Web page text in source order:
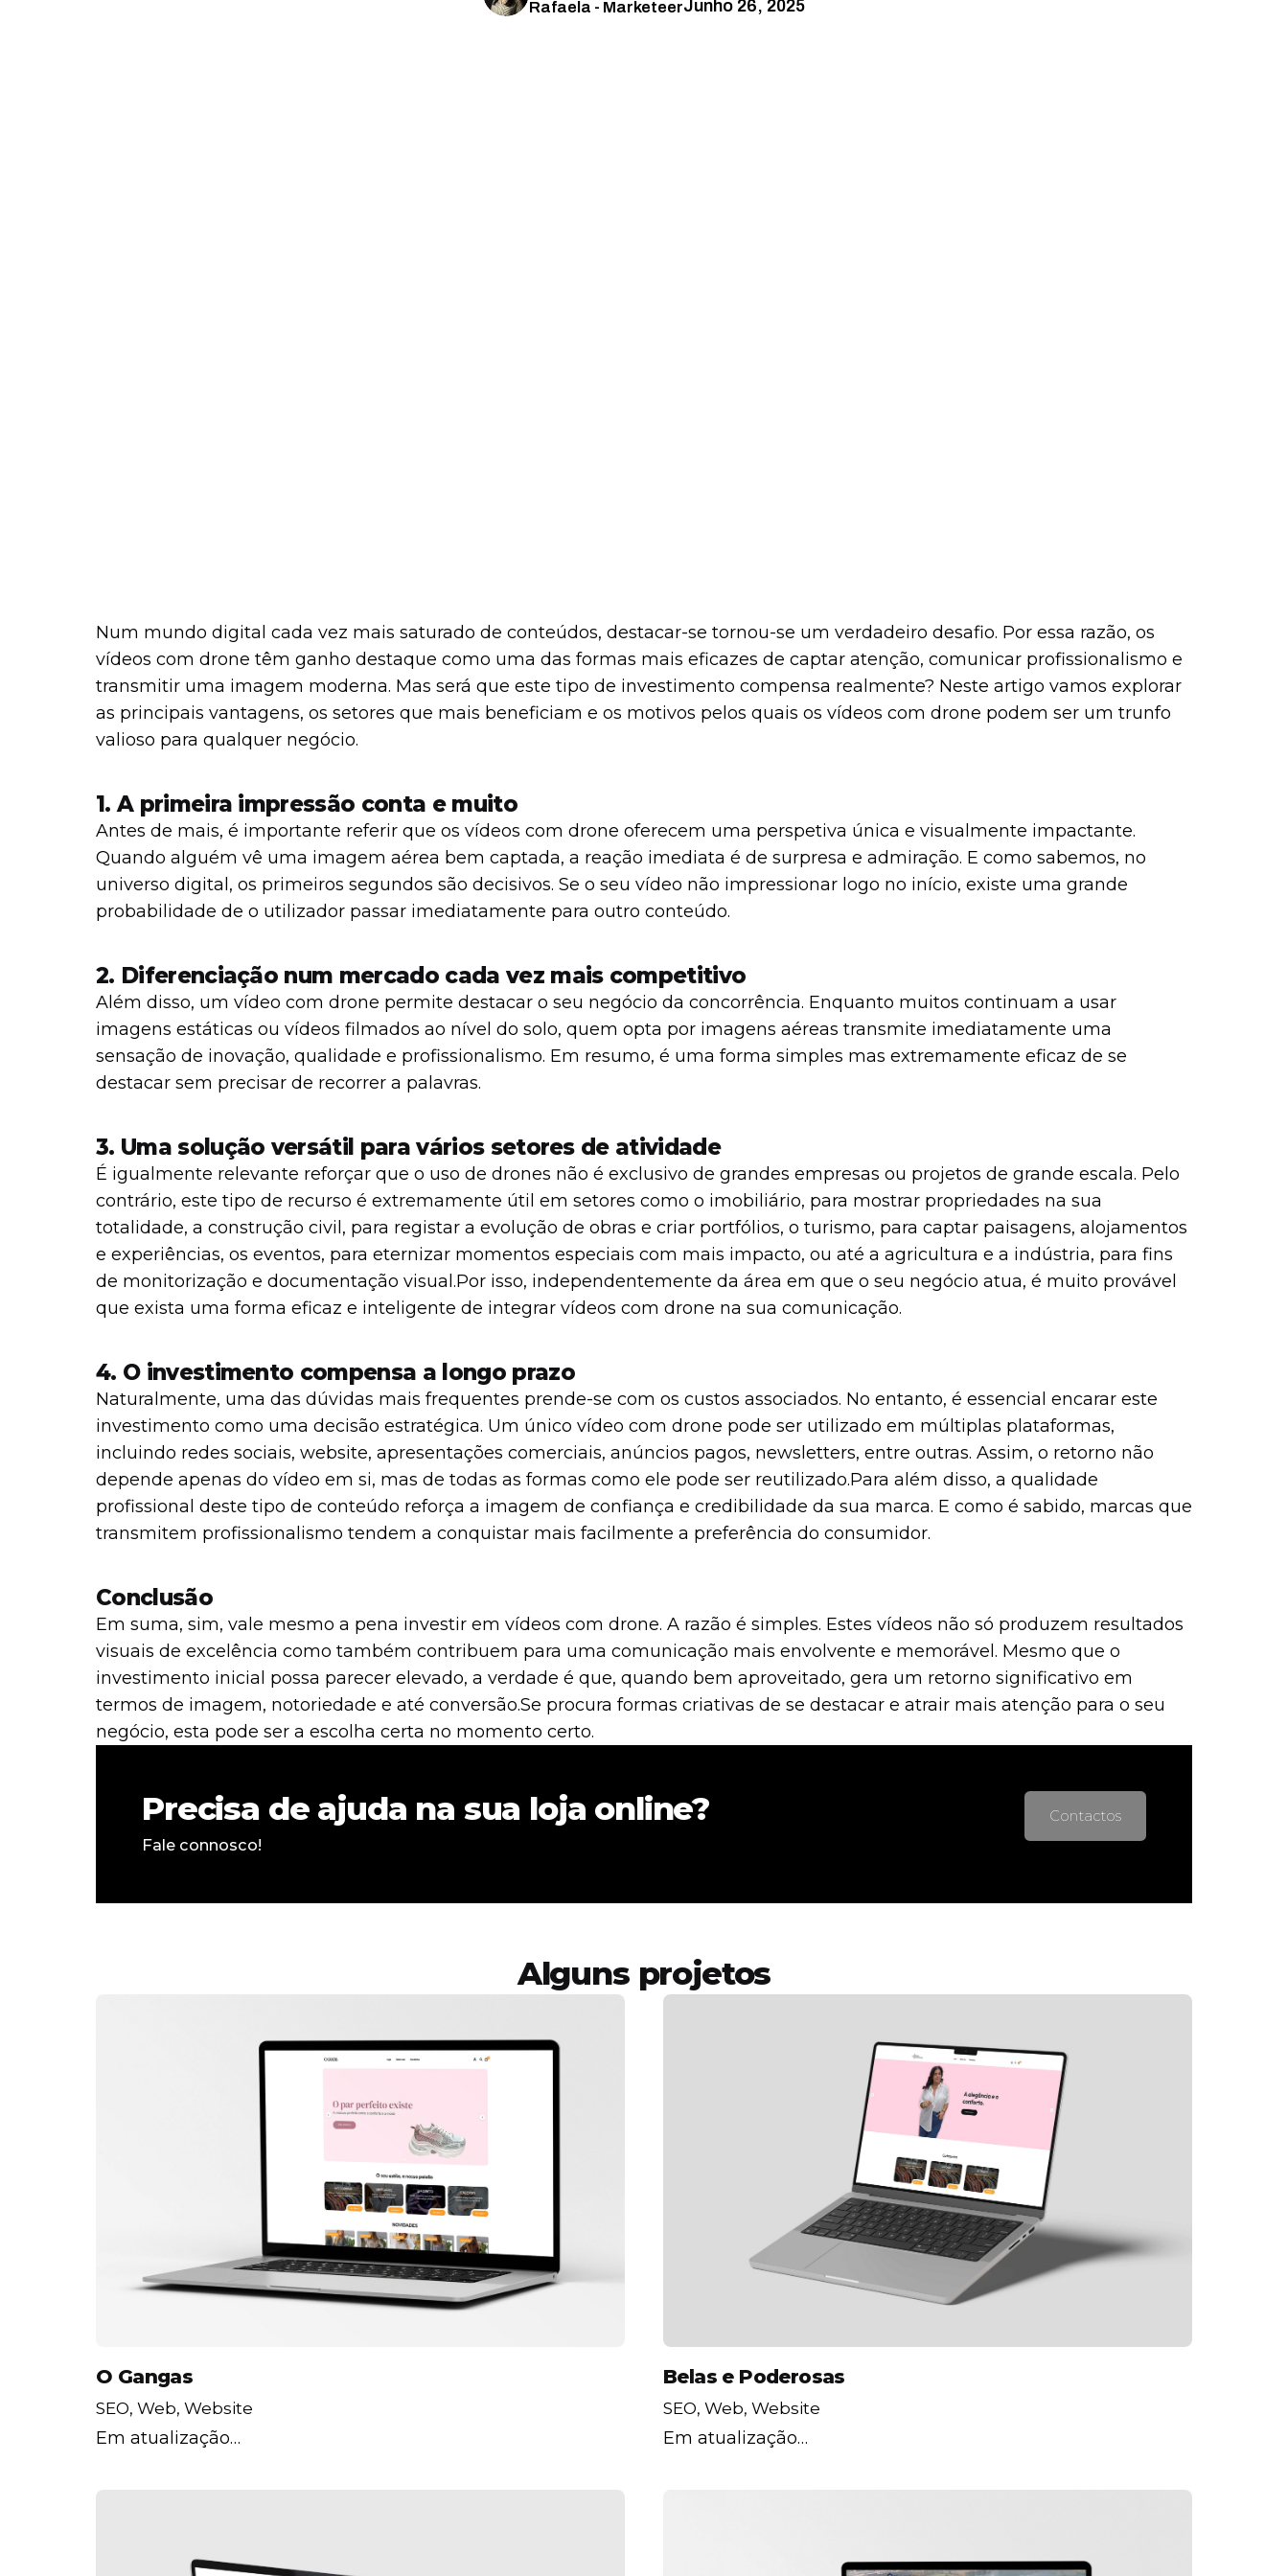
Rafaela - MarketeerJunho 26, 2025
Num mundo digital cada vez mais saturado de conteúdos, destacar-se tornou-se um verdadeiro desafio. Por essa razão, os
vídeos com drone têm ganho destaque como uma das formas mais eficazes de captar atenção, comunicar profissionalismo e
transmitir uma imagem moderna. Mas será que este tipo de investimento compensa realmente? Neste artigo vamos explorar
as principais vantagens, os setores que mais beneficiam e os motivos pelos quais os vídeos com drone podem ser um trunfo
valioso para qualquer negócio.
1. A primeira impressão conta e muito
Antes de mais, é importante referir que os vídeos com drone oferecem uma perspetiva única e visualmente impactante.
Quando alguém vê uma imagem aérea bem captada, a reação imediata é de surpresa e admiração. E como sabemos, no
universo digital, os primeiros segundos são decisivos. Se o seu vídeo não impressionar logo no início, existe uma grande
probabilidade de o utilizador passar imediatamente para outro conteúdo.
2. Diferenciação num mercado cada vez mais competitivo
Além disso, um vídeo com drone permite destacar o seu negócio da concorrência. Enquanto muitos continuam a usar
imagens estáticas ou vídeos filmados ao nível do solo, quem opta por imagens aéreas transmite imediatamente uma
sensação de inovação, qualidade e profissionalismo. Em resumo, é uma forma simples mas extremamente eficaz de se
destacar sem precisar de recorrer a palavras.
3. Uma solução versátil para vários setores de atividade
É igualmente relevante reforçar que o uso de drones não é exclusivo de grandes empresas ou projetos de grande escala. Pelo
contrário, este tipo de recurso é extremamente útil em setores como o imobiliário, para mostrar propriedades na sua
totalidade, a construção civil, para registar a evolução de obras e criar portfólios, o turismo, para captar paisagens, alojamentos
e experiências, os eventos, para eternizar momentos especiais com mais impacto, ou até a agricultura e a indústria, para fins
de monitorização e documentação visual.Por isso, independentemente da área em que o seu negócio atua, é muito provável
que exista uma forma eficaz e inteligente de integrar vídeos com drone na sua comunicação.
4. O investimento compensa a longo prazo
Naturalmente, uma das dúvidas mais frequentes prende-se com os custos associados. No entanto, é essencial encarar este
investimento como uma decisão estratégica. Um único vídeo com drone pode ser utilizado em múltiplas plataformas,
incluindo redes sociais, website, apresentações comerciais, anúncios pagos, newsletters, entre outras. Assim, o retorno não
depende apenas do vídeo em si, mas de todas as formas como ele pode ser reutilizado.Para além disso, a qualidade
profissional deste tipo de conteúdo reforça a imagem de confiança e credibilidade da sua marca. E como é sabido, marcas que
transmitem profissionalismo tendem a conquistar mais facilmente a preferência do consumidor.
Conclusão
Em suma, sim, vale mesmo a pena investir em vídeos com drone. A razão é simples. Estes vídeos não só produzem resultados
visuais de excelência como também contribuem para uma comunicação mais envolvente e memorável. Mesmo que o
investimento inicial possa parecer elevado, a verdade é que, quando bem aproveitado, gera um retorno significativo em
termos de imagem, notoriedade e até conversão.Se procura formas criativas de se destacar e atrair mais atenção para o seu
negócio, esta pode ser a escolha certa no momento certo.
Precisa de ajuda na sua loja online?
Fale connosco!
Contactos
Alguns projetos
O Gangas
SEO Web Website
Em atualização…
Belas e Poderosas
SEO Web Website
Em atualização…